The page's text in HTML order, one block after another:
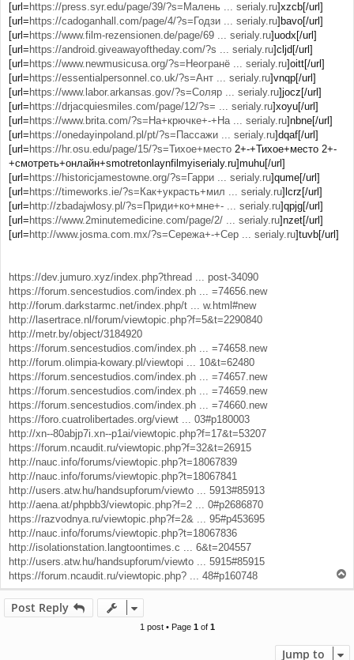
[url= https://press.syr.edu/page/39/?s=Малень ... serialy.ru]xzcb[/url]
[url= https://cadoganhall.com/page/4/?s=Годзи ... serialy.ru]bavo[/url]
[url= https://www.film-rezensionen.de/page/69 ... serialy.ru]uodx[/url]
[url= https://android.giveawayoftheday.com/?s ... serialy.ru]cljd[/url]
[url= https://www.newmusicusa.org/?s=Неогранё ... serialy.ru]oitt[/url]
[url= https://essentialpersonnel.co.uk/?s=Ант ... serialy.ru]vnqp[/url]
[url= https://www.labor.arkansas.gov/?s=Соляр ... serialy.ru]jocz[/url]
[url= https://drjacquiesmiles.com/page/12/?s= ... serialy.ru]xoyu[/url]
[url= https://www.brita.com/?s=На+крючке+-+На ... serialy.ru]nbne[/url]
[url= https://onedayinpoland.pl/pt/?s=Пассажи ... serialy.ru]dqaf[/url]
[url= https://hr.osu.edu/page/15/?s=Тихое+место 2+-+Тихое+место 2+-
+смотреть+онлайн+smotretonlaynfilmyiserialy.ru]muhu[/url]
[url= https://historicjamestowne.org/?s=Гарри ... serialy.ru]qume[/url]
[url= https://timeworks.ie/?s=Как+украсть+мил ... serialy.ru]lcrz[/url]
[url= http://zbadajwlosy.pl/?s=Приди+ко+мне+- ... serialy.ru]qpjg[/url]
[url= https://www.2minutemedicine.com/page/2/ ... serialy.ru]nzet[/url]
[url= http://www.josma.com.mx/?s=Сережа+-+Сер ... serialy.ru]tuvb[/url]
https://dev.jumuro.xyz/index.php?thread ... post-34090
https://forum.sencestudios.com/index.ph ... =74656.new
http://forum.darkstarmc.net/index.php/t ... w.html#new
http://lasertrace.nl/forum/viewtopic.php?f=5&t=2290840
http://metr.by/object/3184920
https://forum.sencestudios.com/index.ph ... =74658.new
http://forum.olimpia-kowary.pl/viewtopi ... 10&t=62480
https://forum.sencestudios.com/index.ph ... =74657.new
https://forum.sencestudios.com/index.ph ... =74659.new
https://forum.sencestudios.com/index.ph ... =74660.new
https://foro.cuatrolibertades.org/viewt ... 03#p180003
http://xn--80abjp7i.xn--p1ai/viewtopic.php?f=17&t=53207
https://forum.ncaudit.ru/viewtopic.php?f=32&t=26915
http://nauc.info/forums/viewtopic.php?t=18067839
http://nauc.info/forums/viewtopic.php?t=18067841
http://users.atw.hu/handsupforum/viewto ... 5913#85913
http://aena.at/phpbb3/viewtopic.php?f=2 ... 0#p2686870
https://razvodnya.ru/viewtopic.php?f=2& ... 95#p453695
http://nauc.info/forums/viewtopic.php?t=18067836
http://isolationstation.langtoontimes.c ... 6&t=204557
http://users.atw.hu/handsupforum/viewto ... 5915#85915
https://forum.ncaudit.ru/viewtopic.php? ... 48#p160748
o
Post Reply
1 post • Page 1of 1
Jump to